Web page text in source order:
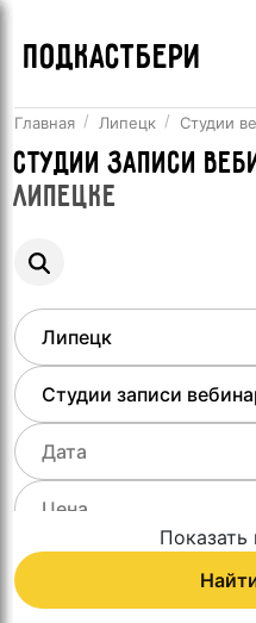
ПОДКАСТБЕРИ
Главная Липецк Студии
Студии записи
Липецке
Показать